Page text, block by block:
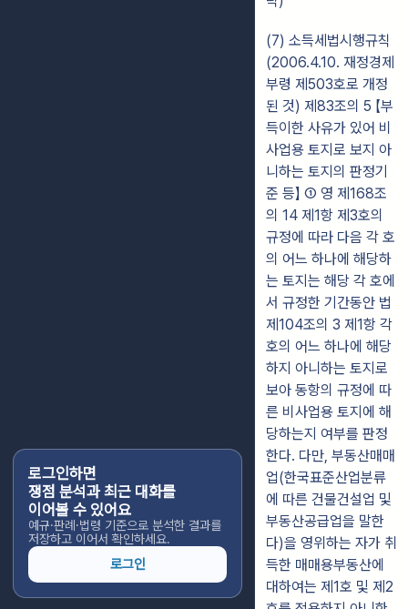
로그인하면
쟁점 분석과 최근 대화를
이어볼 수 있어요
예규·판례·법령 기준으로 분석한 결과를
저장하고 이어서 확인하세요.
로그인
(7) 소득세법시행규칙
(2006.4.10. 재정경제
부령 제503호로 개정
된 것) 제83조의 5 【부
득이한 사유가 있어 비
사업용 토지로 보지 아
니하는 토지의 판정기
준 등】 ① 영 제168조
의 14 제1항 제3호의
규정에 따라 다음 각 호
의 어느 하나에 해당하
는 토지는 해당 각 호에
서 규정한 기간동안 법
제104조의 3 제1항 각
호의 어느 하나에 해당
하지 아니하는 토지로
보아 동항의 규정에 따
른 비사업용 토지에 해
당하는지 여부를 판정
한다. 다만, 부동산매매
업(한국표준산업분류
에 따른 건물건설업 및
부동산공급업을 말한
다)을 영위하는 자가 취
득한 매매용부동산에
대하여는 제1호 및 제2